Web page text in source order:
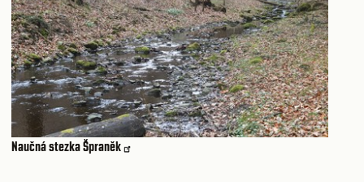
Naučná stezka Špraněk